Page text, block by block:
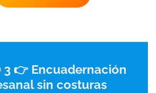
3 👉 Encuadernación
sin costuras